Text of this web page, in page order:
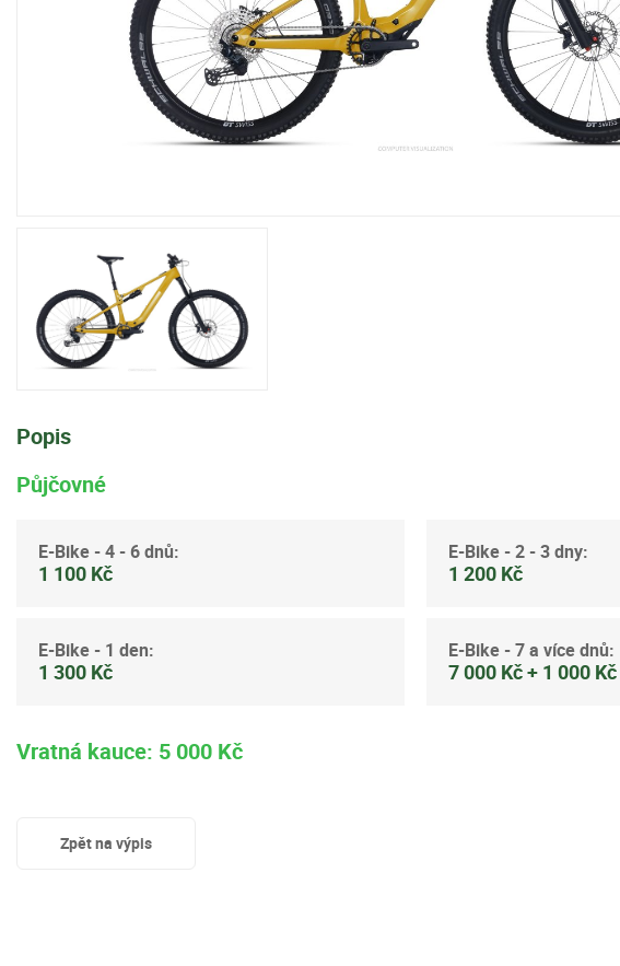
Popis
Půjčovné
E-Bike - 4 - 6 dnů:
1 100 Kč
E-Bike - 2 - 3 dny:
1 200 Kč
E-Bike - 1 den:
1 300 Kč
E-Bike - 7 a více dnů:
7 000 Kč + 1 000 Kč
Vratná kauce: 5 000 Kč
Zpět na výpis